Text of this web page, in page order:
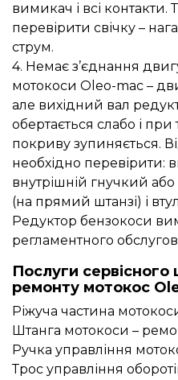
вимикач і всі контакти.
перевірити свічку –
струм.
4. Немає з’єднання
мотокоси Oleo-mac –
але вихідний вал
обертається слабо і при
покриву зупиняється.
необхідно перевірити:
внутрішній гнучкий
(на прямий штанзі) і
Редуктор бензокоси
регламентного
Послуги сервісного
ремонту мотокос
Ріжуча частина
Штанга мотокоси –
Ручка управління
Трос управління